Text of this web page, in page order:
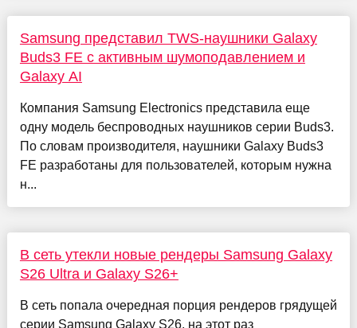
Samsung представил TWS-наушники Galaxy
Buds3 FE с активным шумоподавлением и
Galaxy AI
Компания Samsung Electronics представила еще
одну модель беспроводных наушников серии Buds3.
По словам производителя, наушники Galaxy Buds3
FE разработаны для пользователей, которым нужна
н...
В сеть утекли новые рендеры Samsung Galaxy
S26 Ultra и Galaxy S26+
В сеть попала очередная порция рендеров грядущей
серии Samsung Galaxy S26, на этот раз